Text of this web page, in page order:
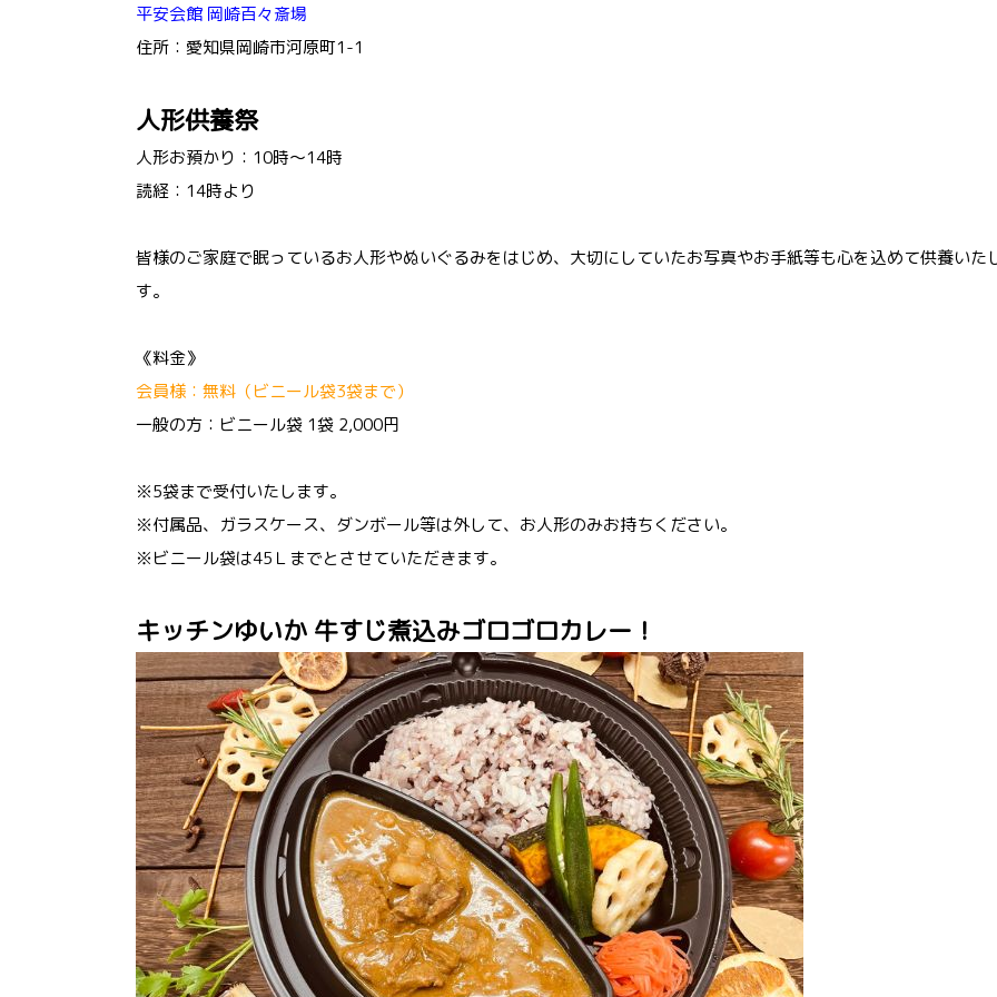
平安会館 岡崎百々斎場
住所：愛知県岡崎市河原町1-1
人形供養祭
人形お預かり：10時～14時
読経：14時より
皆様のご家庭で眠っているお人形やぬいぐるみをはじめ、大切にしていたお写真やお手紙等も心を込めて供養いた
す。
《料金》
会員様：無料（ビニール袋3袋まで）
一般の方：ビニール袋 1袋 2,000円
※5袋まで受付いたします。
※付属品、ガラスケース、ダンボール等は外して、お人形のみお持ちください。
※ビニール袋は45Ｌまでとさせていただきます。
キッチンゆいか 牛すじ煮込みゴロゴロカレー！